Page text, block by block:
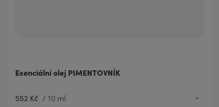
Esenciální olej PIMENTOVNÍK
552 Kč / 10 ml